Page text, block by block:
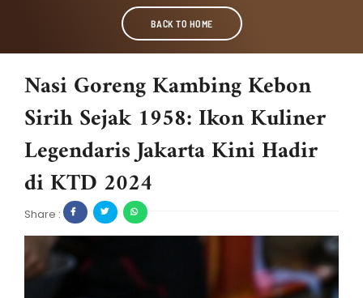
BACK TO HOME
Nasi Goreng Kambing Kebon
Sirih Sejak 1958: Ikon Kuliner
Legendaris Jakarta Kini Hadir
di KTD 2024
Share :